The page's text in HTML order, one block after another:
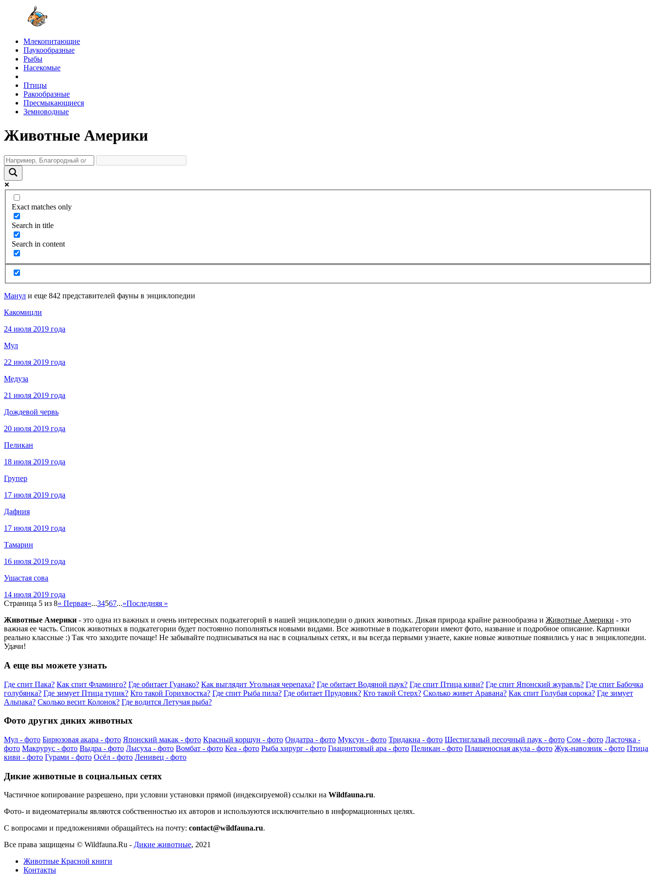
Млекопитающие
Паукообразные
Рыбы
Насекомые
Птицы
Ракообразные
Пресмыкающиеся
Земноводные
Животные Америки
Exact matches only
Search in title
Search in content
Манул и еще 842 представителей фауны в энциклопедии
Какомицли
24 июля 2019 года
Мул
22 июля 2019 года
Медуза
21 июля 2019 года
Дождевой червь
20 июля 2019 года
Пеликан
18 июля 2019 года
Групер
17 июля 2019 года
Дафния
17 июля 2019 года
Тамарин
16 июля 2019 года
Ушастая сова
14 июля 2019 года
Страница 5 из 8« Первая«...34567...»Последняя »
Животные Америки - это одна из важных и очень интересных подкатегорий в нашей энциклопедии о диких животных. Дикая природа крайне разнообразна и Животные Америки - это
важная ее часть. Список животных в подкатегории будет постоянно пополняться новыми видами. Все животные в подкатегории имеют фото, название и подробное описание. Картинки
реально классные :) Так что заходите почаще! Не забывайте подписываться на нас в социальных сетях, и вы всегда первыми узнаете, какие новые животные появились у нас в энциклопедии.
Удачи!
А еще вы можете узнать
Где спит Пака? Как спит Фламинго? Где обитает Гуанако? Как выглядит Угольная черепаха? Где обитает Водяной паук? Где спит Птица киви? Где спит Японский журавль? Где спит Бабочка
голубянка? Где зимует Птица тупик? Кто такой Горихвостка? Где спит Рыба пила? Где обитает Прудовик? Кто такой Стерх? Сколько живет Аравана? Как спит Голубая сорока? Где зимует
Альпака? Сколько весит Колонок? Где водится Летучая рыба?
Фото других диких животных
Мул - фото Бирюзовая акара - фото Японский макак - фото Красный коршун - фото Ондатра - фото Муксун - фото Тридакна - фото Шестиглазый песочный паук - фото Сом - фото Ласточка -
фото Макрурус - фото Выдра - фото Лысуха - фото Вомбат - фото Кеа - фото Рыба хирург - фото Гиацинтовый ара - фото Пеликан - фото Плащеносная акула - фото Жук-навозник - фото Птица
киви - фото Гурами - фото Осёл - фото Ленивец - фото
Дикие животные в социальных сетях
Частичное копирование разрешено, при условии установки прямой (индексируемой) ссылки на Wildfauna.ru.
Фото- и видеоматериалы являются собственностью их авторов и используются исключительно в информационных целях.
С вопросами и предложениями обращайтесь на почту: contact@wildfauna.ru.
Все права защищены © Wildfauna.Ru - Дикие животные, 2021
Животные Красной книги
Контакты